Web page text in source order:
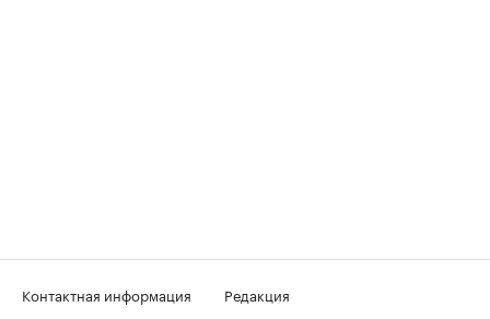
Контактная информация
Редакция